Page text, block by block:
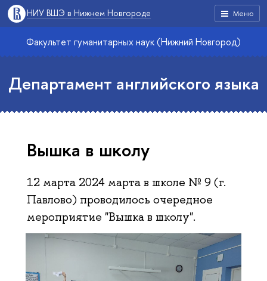
Меню
НИУ ВШЭ в Нижнем Новгороде
Факультет гуманитарных наук (Нижний Новгород)
Департамент английского языка
Вышка в школу
12 марта 2024 марта в школе № 9 (г.
Павлово) проводилось очередное
мероприятие "Вышка в школу".